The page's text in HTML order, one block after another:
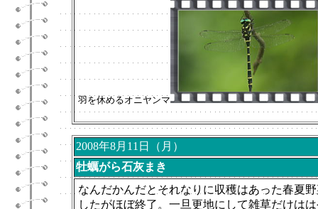
羽を休めるオニヤンマ
2008年8月11日（月）
牡蠣がら石灰まき
なんだかんだとそれなりに収穫はあった春夏
したがほぼ終了。一旦更地にして雑草だけは